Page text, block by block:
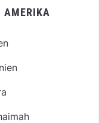
AMERIKA